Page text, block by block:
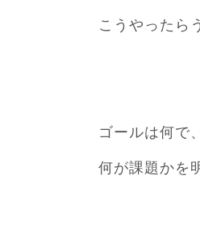
こうやったら
ゴールは何で、
何が課題かを